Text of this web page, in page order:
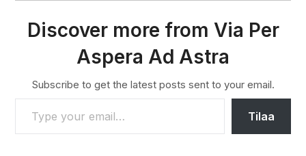
Discover more from Via Per
Aspera Ad Astra
Subscribe to get the latest posts sent to your email.
TYPE YOUR EMAIL…
Tilaa